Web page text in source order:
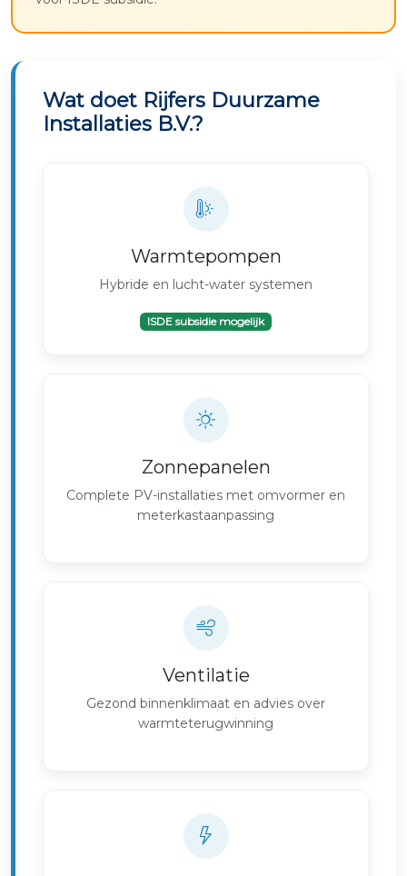
Wat doet Rijfers Duurzame
Installaties B.V.?
Warmtepompen
Hybride en lucht-water systemen
ISDE subsidie mogelijk
Zonnepanelen
Complete PV-installaties met omvormer en
meterkastaanpassing
Ventilatie
Gezond binnenklimaat en advies over
warmteterugwinning